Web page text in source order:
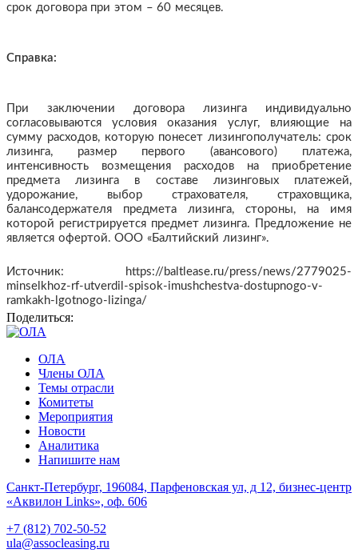
срок договора при этом – 60 месяцев.
Справка:
При заключении договора лизинга индивидуально
согласовываются условия оказания услуг, влияющие на
сумму расходов, которую понесет лизингополучатель: срок
лизинга, размер первого (авансового) платежа,
интенсивность возмещения расходов на приобретение
предмета лизинга в составе лизинговых платежей,
удорожание, выбор страхователя, страховщика,
балансодержателя предмета лизинга, стороны, на имя
которой регистрируется предмет лизинга. Предложение не
является офертой. ООО «Балтийский лизинг».
Источник: https://baltlease.ru/press/news/2779025-
minselkhoz-rf-utverdil-spisok-imushchestva-dostupnogo-v-
ramkakh-lgotnogo-lizinga/
Поделиться:
ОЛА
Члены ОЛА
Темы отрасли
Комитеты
Мероприятия
Новости
Аналитика
Напишите нам
Санкт-Петербург, 196084, Парфеновская ул, д 12, бизнес-центр
«Аквилон Links», оф. 606
+7 (812) 702-50-52
ula@assocleasing.ru